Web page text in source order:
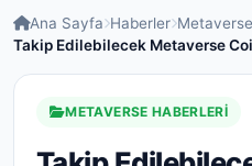
Ana Sayfa Haberler
Takip Edilebilecek Metaverse
METAVERSE HABERLERI